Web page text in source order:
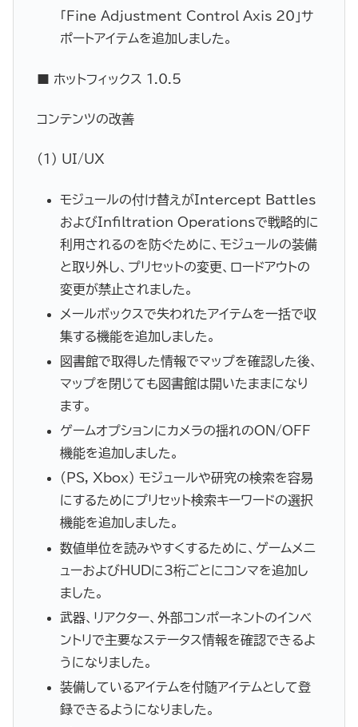
「Fine Adjustment Control Axis 20」サ
ポートアイテムを追加しました。
■ ホットフィックス 1.0.5
コンテンツの改善
(1) UI/UX
モジュールの付け替えがIntercept Battles
およびInfiltration Operationsで戦略的に
利用されるのを防ぐために、モジュールの装備
と取り外し、プリセットの変更、ロードアウトの
変更が禁止されました。
メールボックスで失われたアイテムを一括で収
集する機能を追加しました。
図書館で取得した情報でマップを確認した後、
マップを閉じても図書館は開いたままになり
ます。
ゲームオプションにカメラの揺れのON/OFF
機能を追加しました。
(PS, Xbox) モジュールや研究の検索を容易
にするためにプリセット検索キーワードの選択
機能を追加しました。
数値単位を読みやすくするために、ゲームメニ
ューおよびHUDに3桁ごとにコンマを追加し
ました。
武器、リアクター、外部コンポーネントのインベ
ントリで主要なステータス情報を確認できるよ
うになりました。
装備しているアイテムを付随アイテムとして登
録できるようになりました。